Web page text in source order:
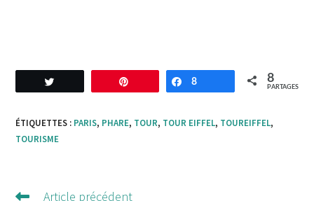
Enregistrer Partagez
8 8
PARTAGES
ÉTIQUETTES : PARIS, PHARE, TOUR, TOUR EIFFEL, TOUREIFFEL,
TOURISME
Lire
Article précédent